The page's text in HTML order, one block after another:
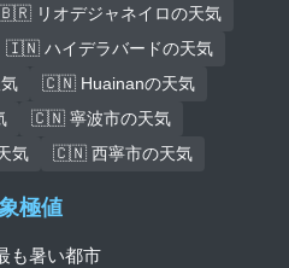
リオデジャネイロの天気
🇮🇳 ハイデラバードの天気
🇨🇳 Huainanの天気
🇨🇳 寧波市の天気
気
🇨🇳 西寧市の天気
極値
も暑い都市